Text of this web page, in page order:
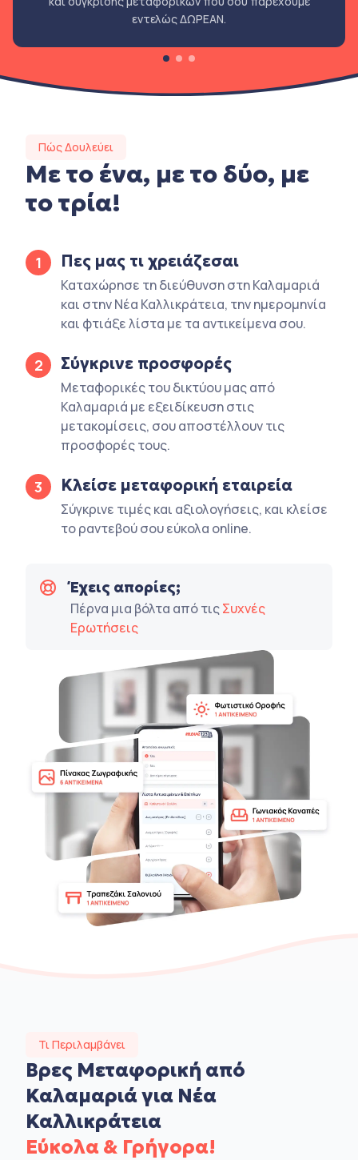
εντελώς ΔΩΡΕΑΝ.
Πώς Δουλεύει
Με το ένα, με το δύο, με
το τρία!
1 Πες μας τι χρειάζεσαι
Καταχώρησε τη διεύθυνση στη Καλαμαριά
και στην Νέα Καλλικράτεια, την ημερομηνία
και φτιάξε λίστα με τα αντικείμενα σου.
2 Σύγκρινε προσφορές
Μεταφορικές του δικτύου μας από
Καλαμαριά με εξειδίκευση στις
μετακομίσεις, σου αποστέλλουν τις
προσφορές τους.
3 Κλείσε μεταφορική εταιρεία
Σύγκρινε τιμές και αξιολογήσεις, και κλείσε
το ραντεβού σου εύκολα online.
Έχεις απορίες;
Πέρνα μια βόλτα από τιςΣυχνές
Ερωτήσεις
Τι Περιλαμβάνει
Βρες Μεταφορική από
Καλαμαριά για Νέα
Καλλικράτεια
Εύκολα & Γρήγορα!